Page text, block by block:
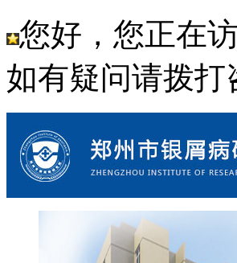
您好，您正在
如有疑问请拨打